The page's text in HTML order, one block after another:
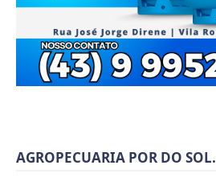
AGROPECUARIA POR DO SOL.